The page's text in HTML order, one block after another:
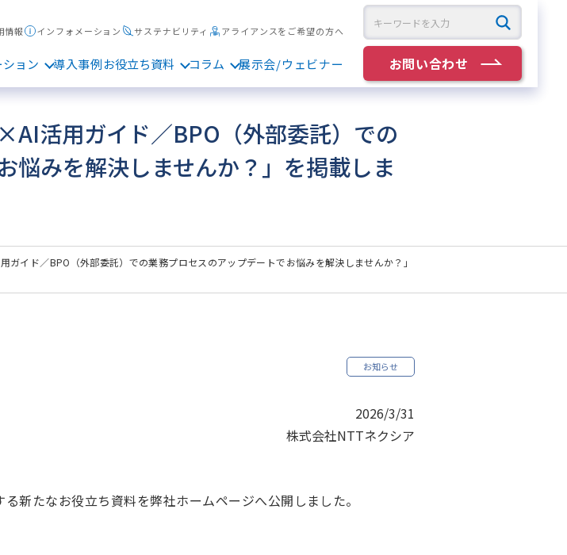
ョン 導入事例お役立ち資料 コラム 展示会/ウェビナー
情報 インフォメーション サステナビリティ アライアンスをご希望の方へ
お問い合わせ
活用ガイド／BPO（外部委託）での
悩みを解決しませんか？」を掲載しま
ガイド／BPO（外部委託）での業務プロセスのアップデートでお悩みを解決しませんか？」
お知らせ
2026/3/31
株式会社NTTネクシア
新たなお役立ち資料を弊社ホームページへ公開しました。